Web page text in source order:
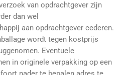
van opdrachtgever zijn
dan wel
aan opdrachtgever cederen.
wordt tegen kostprijs
Eventuele
in originele verpakking op een